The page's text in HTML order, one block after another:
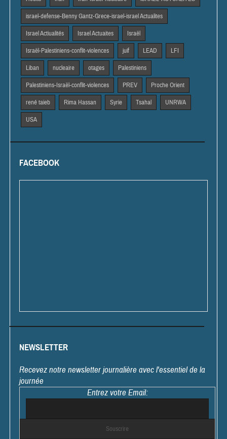
israel-defense-Benny Gantz-Grece-israel-israel Actualites
Israel Actiualités Israel Actuaites Israël
Israël-Palestiniens-conflit-violences juif LEAD LFI
Liban nucleaire otages Palestiniens
Palestiniens-Israël-conflit-violences PREV Proche Orient
rené taieb Rima Hassan Syrie Tsahal UNRWA
USA
FACEBOOK
NEWSLETTER
Recevez notre newsletter journalière avec l'essentiel de la
journée
Entrez votre Email: